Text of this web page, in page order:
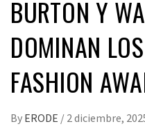
BURTON Y
DOMINAN
FASHION
By ERODE / 2 diciembre,